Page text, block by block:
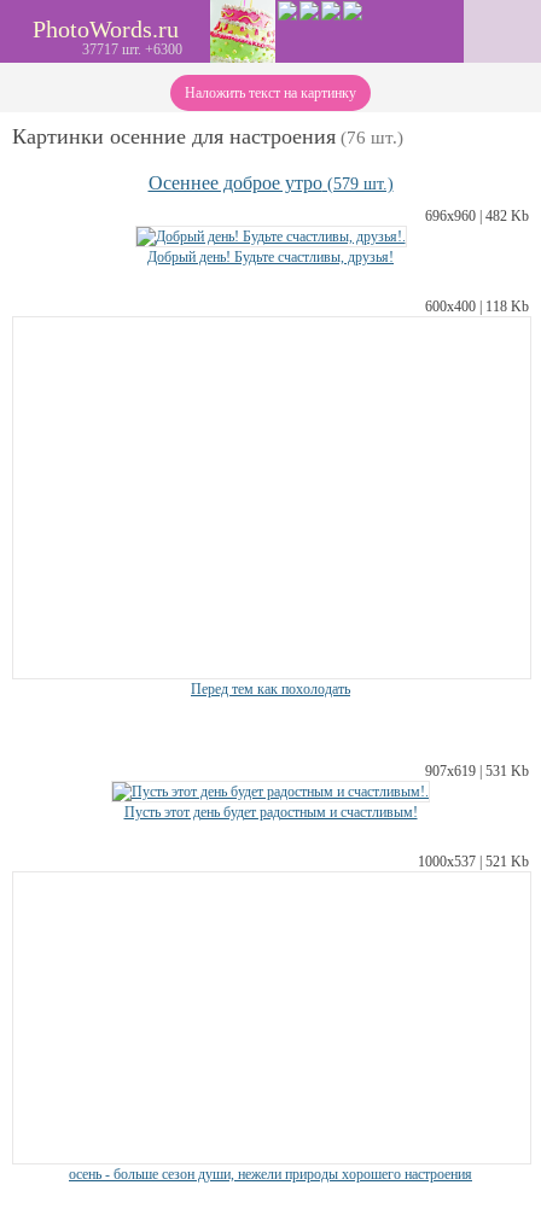
PhotoWords.ru
37717 шт. +6300
Наложить текст на картинку
Картинки осенние для настроения (76 шт.)
Осеннее доброе утро(579 шт.)
696х960 | 482 Kb
Добрый день! Будьте счастливы, друзья!
600х400 | 118 Kb
Перед тем как похолодать
907х619 | 531 Kb
Пусть этот день будет радостным и счастливым!
1000х537 | 521 Kb
осень - больше сезон души, нежели природы хорошего настроения